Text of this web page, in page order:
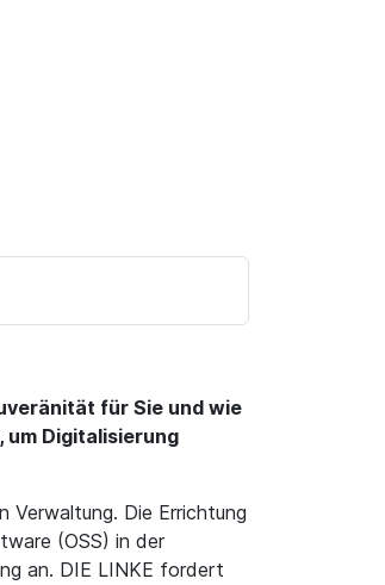
für Sie und wie
um Digitalisierung
Die Errichtung
(OSS) in der
an. DIE LINKE fordert